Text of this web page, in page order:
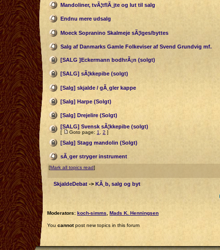
Mandoliner, tvÃ¦tflÃ¸jte og lut til salg
Endnu mere udsalg
Moeck Sopranino Skalmeje sÃ¦lges/byttes
Salg af Danmarks Gamle Folkeviser af Svend Grundvig mf.
[SALG ]Eckermann bodhrÃ¡n (solgt)
[SALG] sÃ¦kkepibe (solgt)
[Salg] skjalde / gÃ¸gler kappe
[Salg] Harpe (Solgt)
[Salg] Drejelire (Solgt)
[SALG] Svensk sÃ¦kkepibe (solgt)
[ Goto page: 1 2 ]
[Salg] Stagg mandolin (Solgt)
sÃ¸ger stryger instrument
[Mark all topics read]
SkjaldeDebat -> KÃ¸b, salg og byt
Moderators: koch-simms Mads K. Henningsen
You cannotpost new topics in this forum